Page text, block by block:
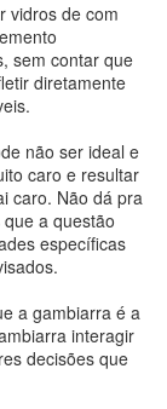
vidros de com
sem contar que
diretamente
não ser ideal e
caro e resultar
caro. Não dá pra
a questão
específicas
a gambiarra é a
interagir
decisões que